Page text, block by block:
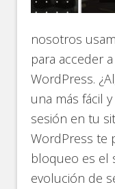
nosotros
para acceder
WordPress.
una más fácil
sesión en tu
WordPress te
bloqueo es el
evolución de